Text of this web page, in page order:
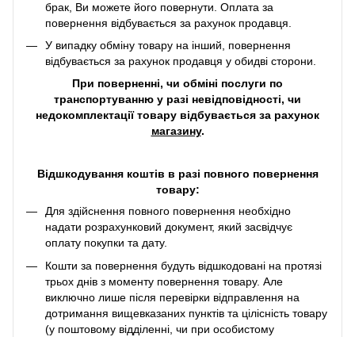
брак, Ви можете його повернути. Оплата за
повернення відбувається за рахунок продавця.
У випадку обміну товару на інший, повернення
відбувається за рахунок продавця у обидві сторони.
При поверненні, чи обміні послуги по
транспортуванню у разі невідповідності, чи
недокомплектації товару відбувається за рахунок
магазину.
Відшкодування коштів в разі повного повернення
товару:
Для здійснення повного повернення необхідно
надати розрахунковий документ, який засвідчує
оплату покупки та дату.
Кошти за повернення будуть відшкодовані на протязі
трьох днів з моменту повернення товару. Але
виключно лише після перевірки відправлення на
дотримання вищевказаних пунктів та цілісність товару
(у поштовому відділенні, чи при особистому